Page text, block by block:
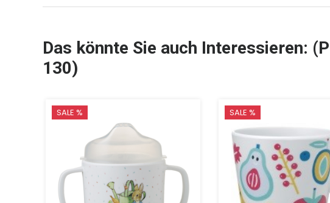
Das könnte Sie auch Interessieren:
130)
SALE % SALE %